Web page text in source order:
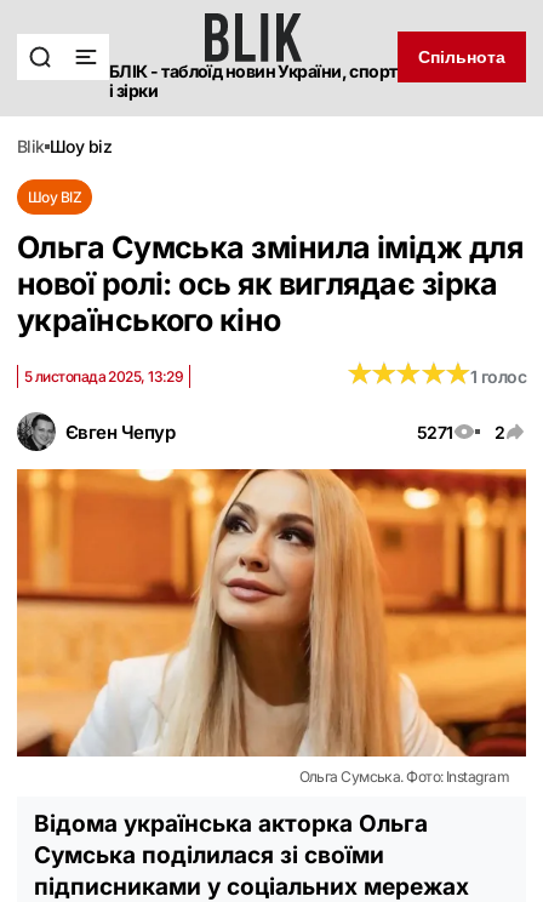
БЛІК - таблоїд новин України, спорт
і зірки
Спільнота
blik шоу biz
Шоу BIZ
Ольга Сумська змінила імідж для
нової ролі: ось як виглядає зірка
українського кіно
Євген Чепур 5271 2
5 листопада 2025, 13:29 ★★★★★
★★★★★1 голос
Ольга Сумська. Фото: Instagram
Відома українська акторка Ольга
Сумська поділилася зі своїми
підписниками у соціальних мережах